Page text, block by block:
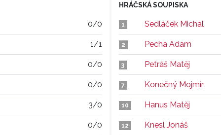
0/0
1/1
0/0
0/0
3/0
0/0
HRÁČSKÁ SOUPISKA
1 Sedláček Michal
2 Pecha Adam
3 Petráš Matěj
7 Konečný Mojmír
10 Hanus Matěj
12 Knesl Jonáš